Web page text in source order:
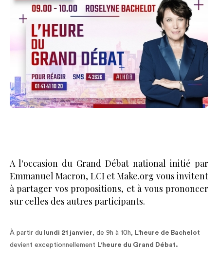
A l'occasion du Grand Débat national initié par
Emmanuel Macron, LCI et Make.org vous invitent
à partager vos propositions, et à vous prononcer
sur celles des autres participants.
À partir du lundi 21 janvier, de 9h à 10h, L'heure de Bachelot
devient exceptionnellement L'heure du Grand Débat.